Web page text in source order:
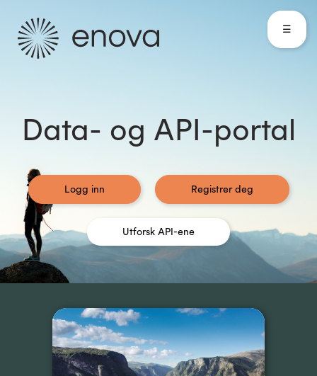
Data- og API-portal
Logg inn Registrer deg
Utforsk API-ene
☰